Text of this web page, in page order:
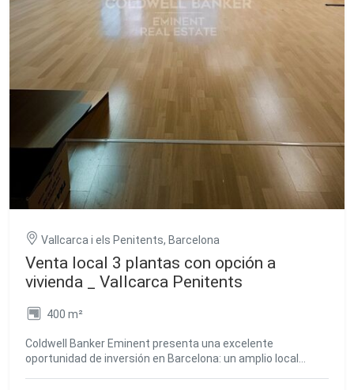
con lo moderno. Perderse por sus callejuelas es parte de su
magia. Además, la comunicación es excelente: muy bien
conectado por transporte público, con la Línea 4 de metro a
pocos minutos y múltiples líneas de autobús que facilitan el
acceso a cualquier punto de la ciudad. ** **En
cumplimiento de las obligaciones de información previstas
en la Ley 10/2025, de 28 de diciembre, de servicios de
atención a la clientela y transparencia, así como en la
normativa sectorial vigente, se hace constar que el precio
indicado no incluye los gastos e impuestos inherentes a la
adquisición (Itp, notaría, registro)...Honorarios Agencia del
Vendedor: incluidos en el PVP. Para una información
exhaustiva sobre el funcionamiento, tipos impositivos y
bonificaciones del ITP en Cataluña, puede consultar el
Tributaria Catalana. #ref:CBE01192
Vallcarca i els Penitents, Barcelona
Venta local 3 plantas con opción a
vivienda _ Vallcarca Penitents
400 m²
Coldwell Banker Eminent presenta una excelente
oportunidad de inversión en Barcelona: un amplio local